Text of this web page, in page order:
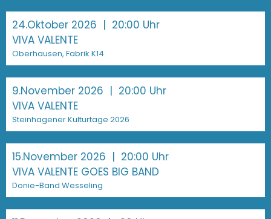
24.Oktober 2026 | 20:00 Uhr
VIVA VALENTE
Oberhausen, Fabrik K14
9.November 2026 | 20:00 Uhr
VIVA VALENTE
Steinhagener Kulturtage 2026
15.November 2026 | 20:00 Uhr
VIVA VALENTE GOES BIG BAND
Donie-Band Wesseling